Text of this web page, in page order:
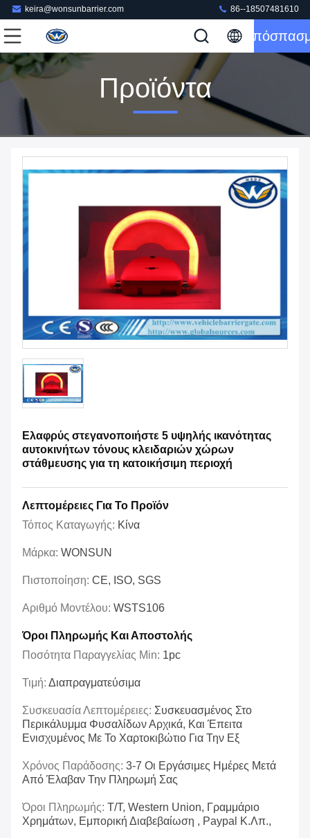
keira@wonsunbarrier.com 86--18507481610
Προϊόντα
Ελαφρύς στεγανοποιήστε 5 υψηλής ικανότητας
αυτοκινήτων τόνους κλειδαριών χώρων
στάθμευσης για τη κατοικήσιμη περιοχή
Λεπτομέρειες Για Το Προϊόν
Τόπος Καταγωγής: Κίνα
Μάρκα: WONSUN
Πιστοποίηση: CE, ISO, SGS
Αριθμό Μοντέλου: WSTS106
Όροι Πληρωμής Και Αποστολής
Ποσότητα Παραγγελίας Min: 1pc
Τιμή: Διαπραγματεύσιμα
Συσκευασία Λεπτομέρειες: Συσκευασμένος Στο
Περικάλυμμα Φυσαλίδων Αρχικά, Και Έπειτα
Ενισχυμένος Με Το Χαρτοκιβώτιο Για Την Εξ
Χρόνος Παράδοσης: 3-7 Οι Εργάσιμες Ημέρες Μετά
Από Έλαβαν Την Πληρωμή Σας
Όροι Πληρωμής: T/T, Western Union, Γραμμάριο
Χρημάτων, Εμπορική Διαβεβαίωση , Paypal Κ.λπ.,